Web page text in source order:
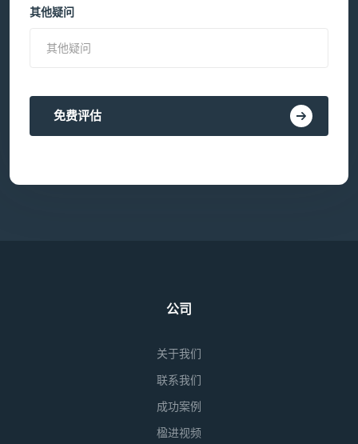
其他疑问
免费评估
公司
关于我们
联系我们
成功案例
楹进视频